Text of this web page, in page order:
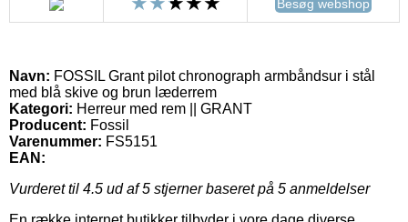
Besøg webshop
Navn: FOSSIL Grant pilot chronograph armbåndsur i stål
med blå skive og brun læderrem
Kategori: Herreur med rem || GRANT
Producent: Fossil
Varenummer: FS5151
EAN:
Vurderet til 4.5 ud af 5 stjerner baseret på 5 anmeldelser